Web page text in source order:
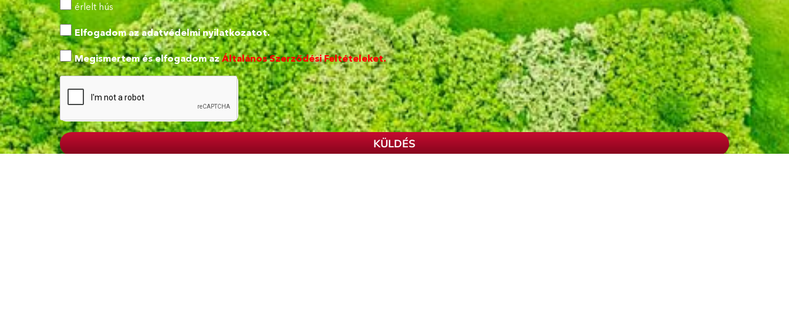
érlelt hús
Elfogadom azadatvédelmi nyilatkozatot.
Megismertem és elfogadom azÁltalános Szerződési Feltételeket.
KÜLDÉS